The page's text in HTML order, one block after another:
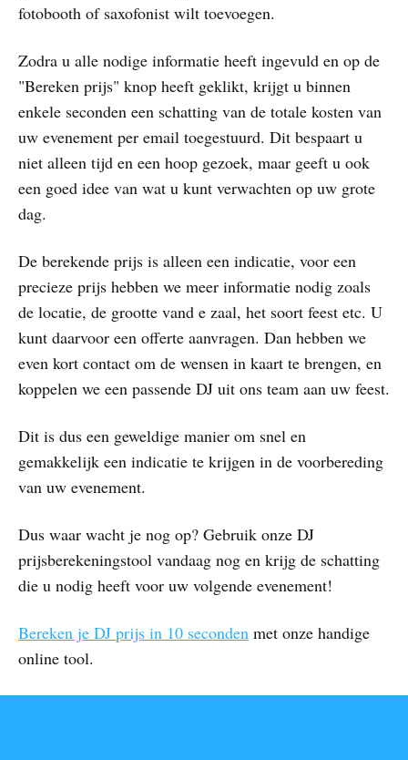
fotobooth of saxofonist wilt toevoegen.
Zodra u alle nodige informatie heeft ingevuld en op de
"Bereken prijs" knop heeft geklikt, krijgt u binnen
enkele seconden een schatting van de totale kosten van
uw evenement per email toegestuurd. Dit bespaart u
niet alleen tijd en een hoop gezoek, maar geeft u ook
een goed idee van wat u kunt verwachten op uw grote
dag.
De berekende prijs is alleen een indicatie, voor een
precieze prijs hebben we meer informatie nodig zoals
de locatie, de grootte vand e zaal, het soort feest etc. U
kunt daarvoor een offerte aanvragen. Dan hebben we
even kort contact om de wensen in kaart te brengen, en
koppelen we een passende DJ uit ons team aan uw feest.
Dit is dus een geweldige manier om snel en
gemakkelijk een indicatie te krijgen in de voorbereding
van uw evenement.
Dus waar wacht je nog op? Gebruik onze DJ
prijsberekeningstool vandaag nog en krijg de schatting
die u nodig heeft voor uw volgende evenement!
Bereken je DJ prijs in 10 seconden met onze handige
online tool.